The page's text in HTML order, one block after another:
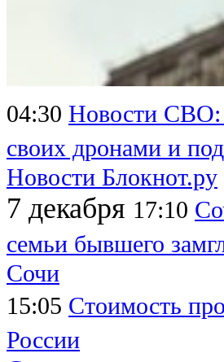
04:30 Новости СВО:
своих дронами и
Новости Блокнот.ру
7 декабря 17:10
семьи бывшего
Сочи
15:05 Стоимость
России